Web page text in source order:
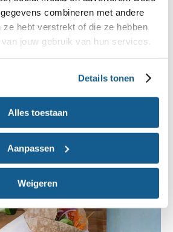
combineren met andere
ze hebt verstrekt of die ze hebben
jouw gebruik van hun services.
Details tonen
Alles toestaan
Aanpassen
Weigeren